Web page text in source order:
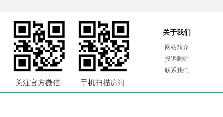
关注官方微信 手机扫描访问
关于我们
网站简介
投诉删帖
联系我们